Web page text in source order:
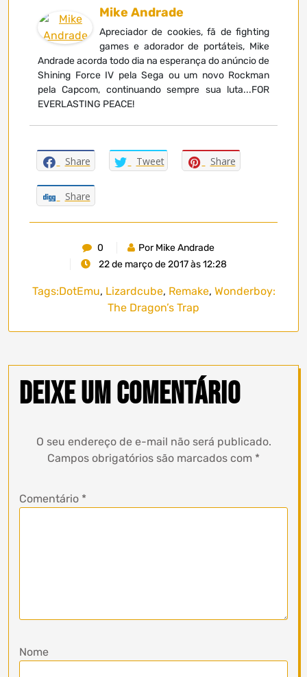
Mike Andrade
Apreciador de cookies, fã de fighting
games e adorador de portáteis, Mike
Andrade acorda todo dia na esperança do anúncio de
Shining Force IV pela Sega ou um novo Rockman
pela Capcom, continuando sempre sua luta...FOR
EVERLASTING PEACE!
Share Tweet Share
Share
0
Por Mike Andrade
22 de março de 2017 às 12:28
Tags:DotEmu, Lizardcube, Remake, Wonderboy:
The Dragon’s Trap
Deixe um comentário
O seu endereço de e-mail não será publicado.
Campos obrigatórios são marcados com *
Comentário *
Nome